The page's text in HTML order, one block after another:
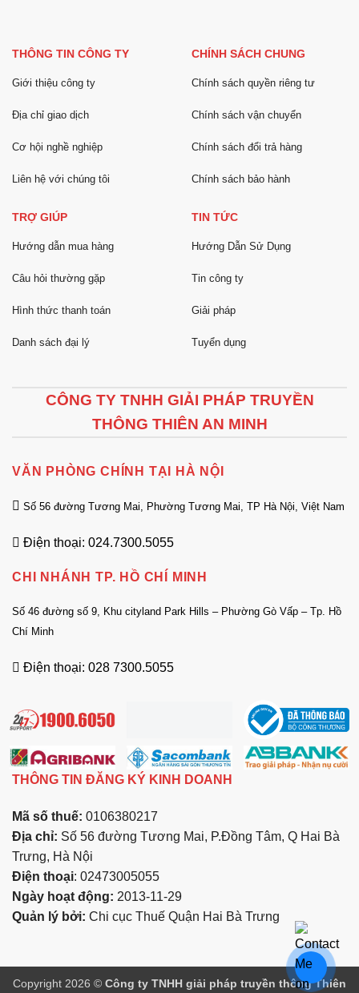
THÔNG TIN CÔNG TY
Giới thiệu công ty
Địa chỉ giao dịch
Cơ hội nghề nghiệp
Liên hệ với chúng tôi
CHÍNH SÁCH CHUNG
Chính sách quyền riêng tư
Chính sách vận chuyển
Chính sách đổi trả hàng
Chính sách bảo hành
TRỢ GIÚP
Hướng dẫn mua hàng
Câu hỏi thường gặp
Hình thức thanh toán
Danh sách đại lý
TIN TỨC
Hướng Dẫn Sử Dụng
Tin công ty
Giải pháp
Tuyển dụng
CÔNG TY TNHH GIẢI PHÁP TRUYỀN
THÔNG THIÊN AN MINH
VĂN PHÒNG CHÍNH TẠI HÀ NỘI
Số 56 đường Tương Mai, Phường Tương Mai, TP Hà Nội, Việt Nam
Điện thoại: 024.7300.5055
CHI NHÁNH TP. HỒ CHÍ MINH
Số 46 đường số 9, Khu cityland Park Hills – Phường Gò Vấp – Tp. Hồ
Chí Minh
Điện thoại: 028 7300.5055
THÔNG TIN ĐĂNG KÝ KINH DOANH
Mã số thuế: 0106380217
Địa chỉ: Số 56 đường Tương Mai, P.Đồng Tâm, Q Hai Bà
Trưng, Hà Nội
Điện thoại: 02473005055
Ngày hoạt động: 2013-11-29
Quản lý bởi: Chi cục Thuế Quận Hai Bà Trưng
Copyright 2026 © Công ty TNHH giải pháp truyền thông Thiên